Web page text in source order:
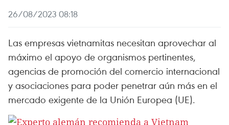
26/08/2023 08:18
Las empresas vietnamitas necesitan aprovechar al
máximo el apoyo de organismos pertinentes,
agencias de promoción del comercio internacional
y asociaciones para poder penetrar aún más en el
mercado exigente de la Unión Europea (UE).